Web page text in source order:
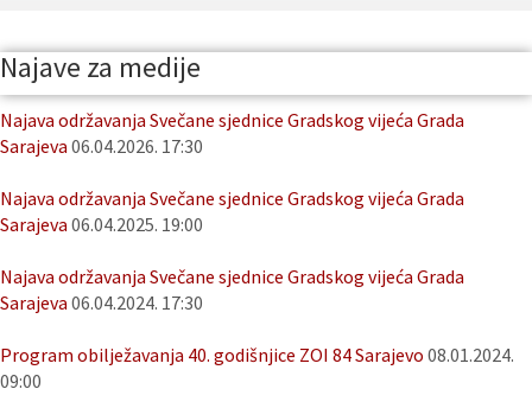
Najave za medije
Najava održavanja Svečane sjednice Gradskog vijeća Grada
Sarajeva 06.04.2026. 17:30
Najava održavanja Svečane sjednice Gradskog vijeća Grada
Sarajeva 06.04.2025. 19:00
Najava održavanja Svečane sjednice Gradskog vijeća Grada
Sarajeva 06.04.2024. 17:30
Program obilježavanja 40. godišnjice ZOI 84 Sarajevo 08.01.2024.
09:00